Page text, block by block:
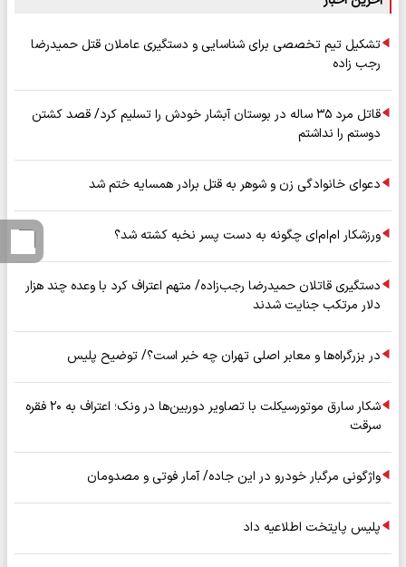
تشکیل تیم تخصصی برای شناسایی و دستگیری عاملان قتل حمیدرضا
رجب زاده
قاتل مرد ۳۵ ساله در بوستان آبشار خودش را تسلیم کرد/ قصد کشتن
دوستم را نداشتم
دعوای خانوادگی زن و شوهر به قتل برادر همسایه ختم شد
ورزشکار ام‌ام‌ای چگونه به دست پسر نخبه کشته شد؟
دستگیری قاتلان حمیدرضا رجب‌زاده/ متهم اعتراف کرد با وعده چند هزار
دلار مرتکب جنایت شدند
در بزرگراه‌ها و معابر اصلی تهران چه خبر است؟/ توضیح پلیس
شکار سارق موتورسیکلت با تصاویر دوربین‌ها در ونک؛ اعتراف به ۲۰ فقره
سرقت
واژگونی مرگبار خودرو در این جاده/ آمار فوتی و مصدومان
پلیس پایتخت اطلاعیه داد